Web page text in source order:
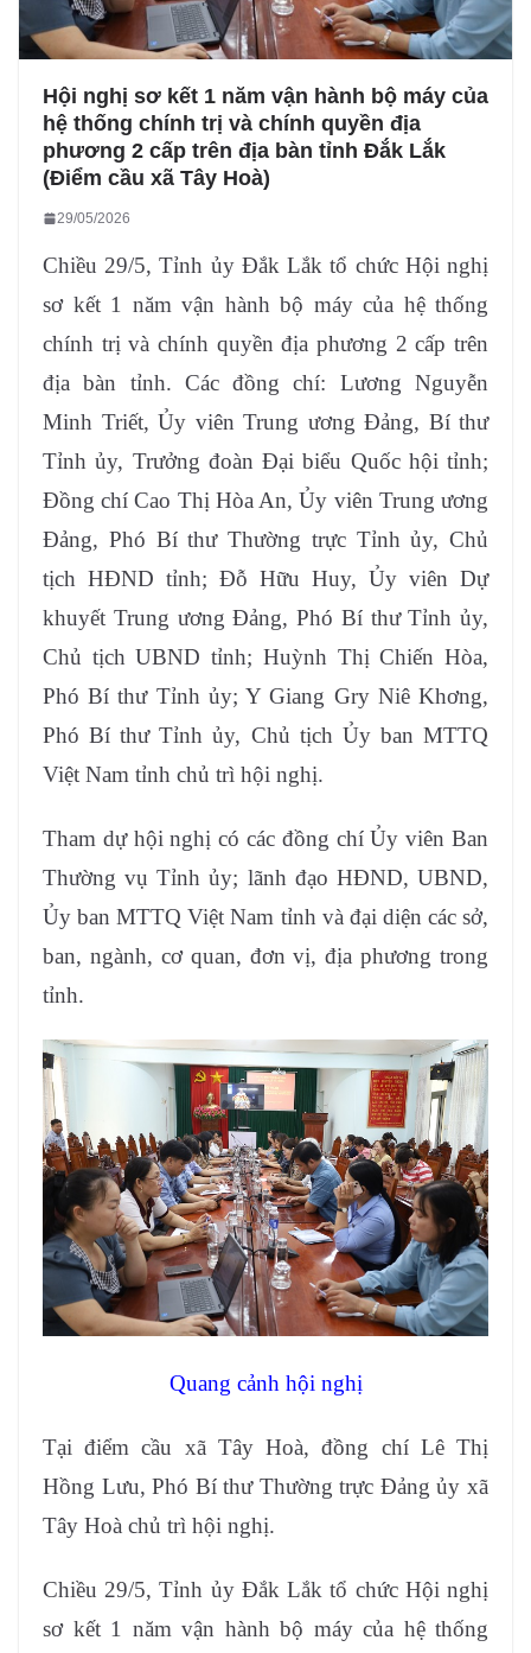
Hội nghị sơ kết 1 năm vận hành bộ máy của
hệ thống chính trị và chính quyền địa
phương 2 cấp trên địa bàn tỉnh Đắk Lắk
(Điểm cầu xã Tây Hoà)
29/05/2026
Chiều 29/5, Tỉnh ủy Đắk Lắk tổ chức Hội nghị
sơ kết 1 năm vận hành bộ máy của hệ thống
chính trị và chính quyền địa phương 2 cấp trên
địa bàn tỉnh. Các đồng chí: Lương Nguyễn
Minh Triết, Ủy viên Trung ương Đảng, Bí thư
Tỉnh ủy, Trưởng đoàn Đại biểu Quốc hội tỉnh;
Đồng chí Cao Thị Hòa An, Ủy viên Trung ương
Đảng, Phó Bí thư Thường trực Tỉnh ủy, Chủ
tịch HĐND tỉnh; Đỗ Hữu Huy, Ủy viên Dự
khuyết Trung ương Đảng, Phó Bí thư Tỉnh ủy,
Chủ tịch UBND tỉnh; Huỳnh Thị Chiến Hòa,
Phó Bí thư Tỉnh ủy; Y Giang Gry Niê Khơng,
Phó Bí thư Tỉnh ủy, Chủ tịch Ủy ban MTTQ
Việt Nam tỉnh chủ trì hội nghị.
Tham dự hội nghị có các đồng chí Ủy viên Ban
Thường vụ Tỉnh ủy; lãnh đạo HĐND, UBND,
Ủy ban MTTQ Việt Nam tỉnh và đại diện các sở,
ban, ngành, cơ quan, đơn vị, địa phương trong
tỉnh.
Quang cảnh hội nghị
Tại điểm cầu xã Tây Hoà, đồng chí Lê Thị
Hồng Lưu, Phó Bí thư Thường trực Đảng ủy xã
Tây Hoà chủ trì hội nghị.
Chiều 29/5, Tỉnh ủy Đắk Lắk tổ chức Hội nghị
sơ kết 1 năm vận hành bộ máy của hệ thống